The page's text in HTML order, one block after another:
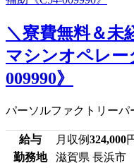
＼寮費無料＆
マシンオペレー
009990》
パーソルファクトリーパ
給与 月収例324,000
勤務地
滋賀県 長浜市